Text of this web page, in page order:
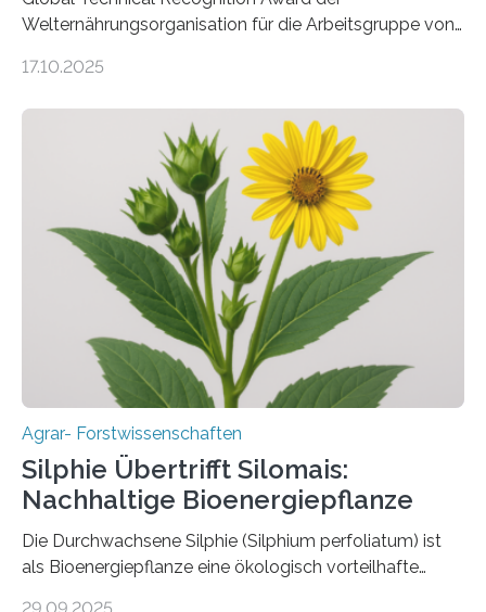
Welternährungsorganisation für die Arbeitsgruppe von
Insektenbiotechnologie der JLU Insekten spielen eine
aber Krankheiten übertragen und der Landwirtschaft
und dem Gartenbau erhebliche Schäden zufügen. Es ist
daher entscheidend, Schadinsekten effektiv zu
bekämpfen, während gleichzeitig nützliche Insekten
erhalten bleiben. An der Justus-Liebig-Universität
Gießen (JLU) erforscht die Arbeitsgruppe von Prof. Dr.
Marc F. Schetelig am Institut für
Insektenbiotechnologie neue biologische und
biotechnologische Verfahren zur…
17.10.2025
Agrar- Forstwissenschaften
Silphie Übertrifft Silomais:
Nachhaltige Bioenergiepflanze
Die Durchwachsene Silphie (Silphium perfoliatum) ist
als Bioenergiepflanze eine ökologisch vorteilhafte